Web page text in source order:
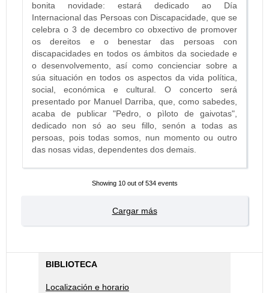
bonita novidade: estará dedicado ao Día
Internacional das Persoas con Discapacidade, que se
celebra o 3 de decembro co obxectivo de promover
os dereitos e o benestar das persoas con
discapacidades en todos os ámbitos da sociedade e
o desenvolvemento, así como concienciar sobre a
súa situación en todos os aspectos da vida política,
social, económica e cultural. O concerto será
presentado por Manuel Darriba, que, como sabedes,
acaba de publicar "Pedro, o pìloto de gaivotas",
dedicado non só ao seu fillo, senón a todas as
persoas, pois todas somos, nun momento ou outro
das nosas vidas, dependentes dos demais.
Showing 10out of 534 events
Cargar más
BIBLIOTECA
Localización e horario